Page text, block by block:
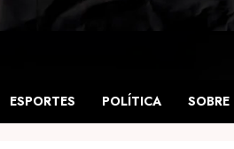
ESPORTES POLÍTICA